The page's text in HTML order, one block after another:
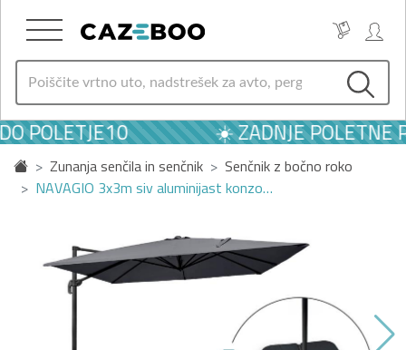
POLETJE10 ☀️ ZADNJE POLETNE
Zunanja senčila in senčnik
Senčnik z bočno roko
NAVAGIO 3x3m siv aluminijast konzo…